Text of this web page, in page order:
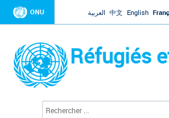
Jump to navigation
ONU العربية 中文 English
Réfugiés